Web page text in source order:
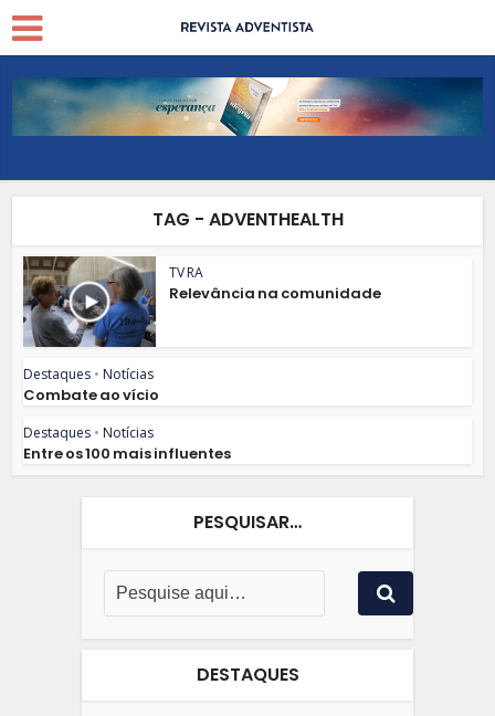
TAG - ADVENTHEALTH
TV RA
Relevância na comunidade
Destaques • Notícias
Combate ao vício
Destaques • Notícias
Entre os 100 mais influentes
PESQUISAR…
DESTAQUES